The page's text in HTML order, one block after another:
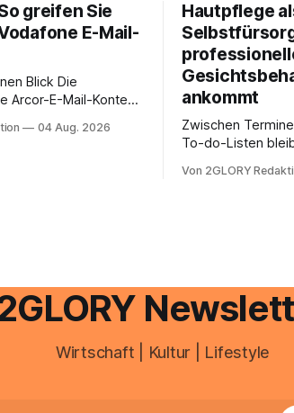
greifen Sie
E-Mail-
Blick Die
Arcor-E-Mail-Konten
mit der Endung
04 Aug. 2026
Hautpflege
ankommt
Zwischen
To-do-Listen
schnell
Unreinheiten.
Von 2GLORY
Wirtschaft | Kultur | Lifestyle